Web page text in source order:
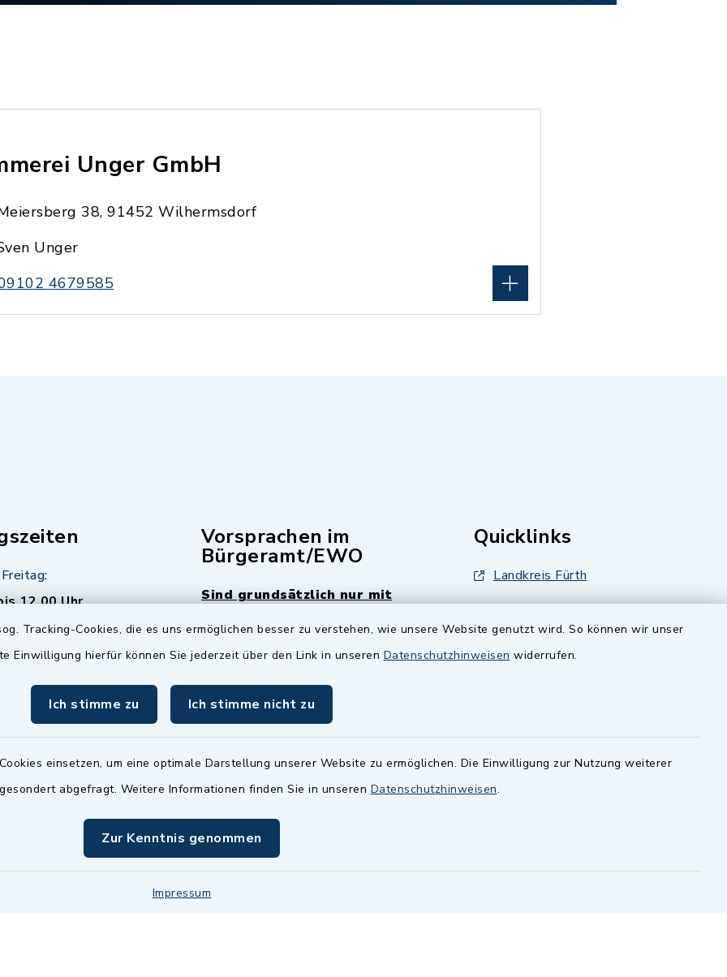
Tracking-Cookies, die es uns ermöglichen besser zu verstehen, wie unsere Website genutzt wird. So können wir unser
Einwilligung hierfür können Sie jederzeit über den Link in unseren Datenschutzhinweisen widerrufen.
Ich stimme zu Ich stimme nicht zu
einsetzen, um eine optimale Darstellung unserer Website zu ermöglichen. Die Einwilligung zur Nutzung weiterer
abgefragt. Weitere Informationen finden Sie in unseren Datenschutzhinweisen.
Zur Kenntnis genommen
Impressum
Unger GmbH
38, 91452 Wilhermsdorf
Unger
4679585
12.00 Uhr
Uhr - allerdings
Termine sind
Sachbearbeiter)
Vorsprachen im
Bürgeramt/EWO
Sind grundsätzlich nur mit
Das Bürgeramt/EWO/Standesamt
Mittwochs geschlossen.
Quicklinks
Landkreis Fürth
Dillenberggruppe